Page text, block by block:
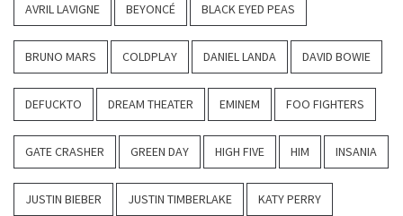
AVRIL LAVIGNE BEYONCÉ BLACK EYED PEAS
BRUNO MARS COLDPLAY DANIEL LANDA DAVID BOWIE
DEFUCKTO DREAM THEATER EMINEM FOO FIGHTERS
GATE CRASHER GREEN DAY HIGH FIVE HIM INSANIA
JUSTIN BIEBER JUSTIN TIMBERLAKE KATY PERRY